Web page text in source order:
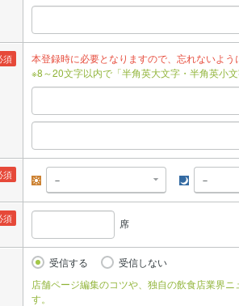
須
本登録時に必要となりますので、忘れないよう
※8～20文字以内で「半角英大文字・半角英小
須
須 席
受信する
受信しない
店舗ページ編集のコツや、独自の飲食店業界
す。